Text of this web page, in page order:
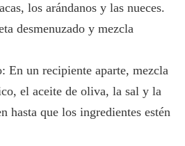
los arándanos y las nueces.
desmenuzado y mezcla
En un recipiente aparte, mezcla
el aceite de oliva, la sal y la
hasta que los ingredientes estén